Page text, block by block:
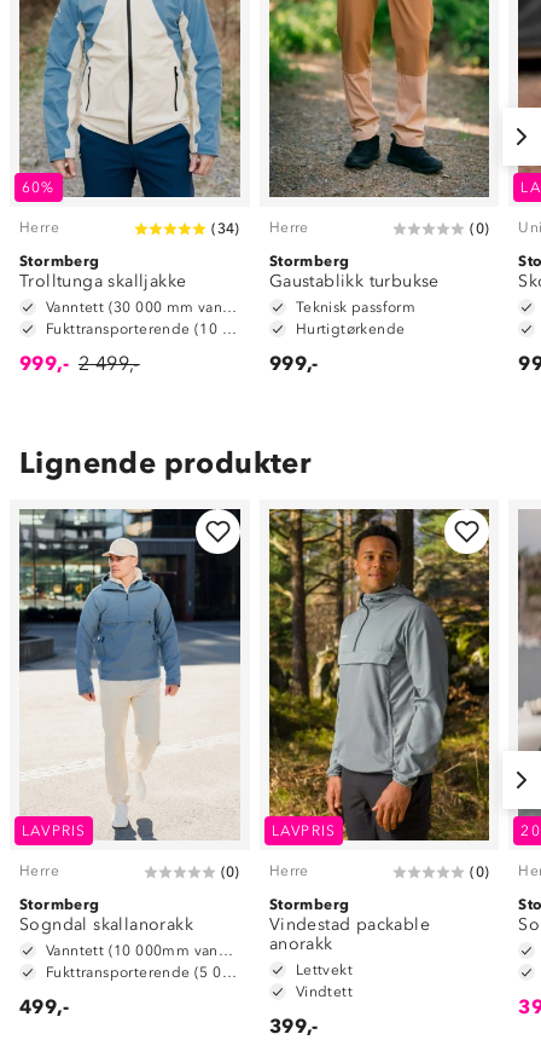
60%
Herre (34)
Stormberg
Trolltunga skalljakke
999,- 2 499,-
Herre (0)
Stormberg
Gaustablikk turbukse
Teknisk passform
Hurtigtørkende
999,-
Lignende produkter
LAVPRIS
Herre (0)
Stormberg
Sogndal skallanorakk
499,-
LAVPRIS
Herre (0)
Stormberg
Vindestad packable
anorakk
Lettvekt
Vindtett
399,-